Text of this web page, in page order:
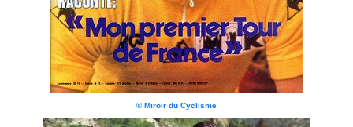
© Miroir du Cyclisme